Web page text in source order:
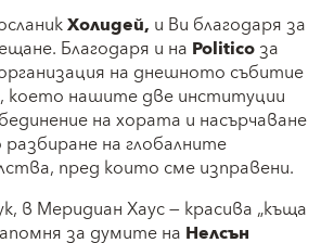
Холидей, и Ви благодаря за
Благодаря и на Politicoза
на днешното събитие
което нашите две институции
на хората и насърчаване
на глобалните
пред които сме изправени.
в Меридиан Хаус — красива „къща
за думите на Нелсън